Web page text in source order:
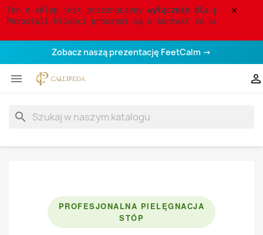
×
Ten e-sklep jest przeznaczony wyłącznie dla
Pozostali klienci proszeni są o kontakt ze swoją
Zobacz naszą prezentację FeetCalm →
 
search
PROFESJONALNA PIELĘGNACJA
STÓP